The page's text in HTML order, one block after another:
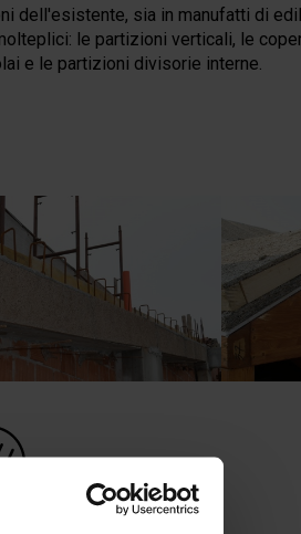
dell'esistente, sia in manufatti di
le partizioni verticali, le
e le partizioni divisorie interne.